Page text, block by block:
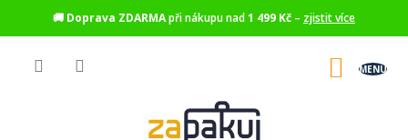
🚚 Doprava ZDARMApři nákupu nad1 499 Kč – zjistit více